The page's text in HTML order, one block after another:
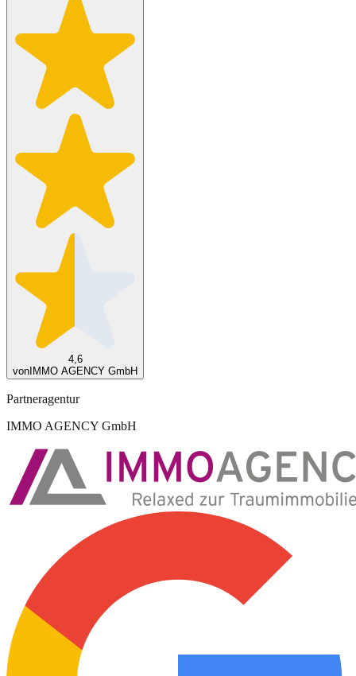
4,6
vonIMMO AGENCY GmbH
Partneragentur
IMMO AGENCY GmbH